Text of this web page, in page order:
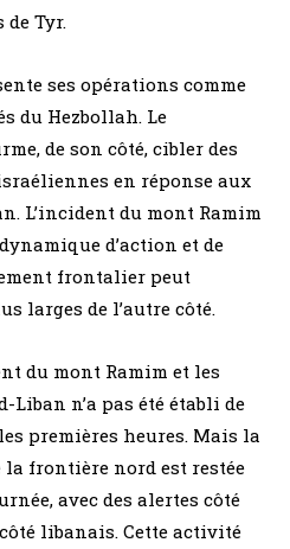
Tyr.
ses opérations comme
du Hezbollah. Le
de son côté, cibler des
en réponse aux
L’incident du mont Ramim
d’action et de
frontalier peut
larges de l’autre côté.
du mont Ramim et les
Liban n’a pas été établi de
premières heures. Mais la
frontière nord est restée
avec des alertes côté
libanais. Cette activité